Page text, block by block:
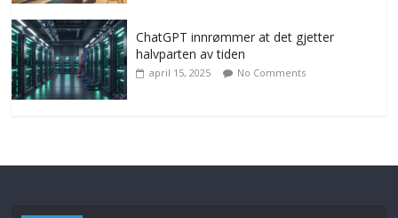
ChatGPT innrømmer at det gjetter
halvparten av tiden
april 15, 2025 No Comments